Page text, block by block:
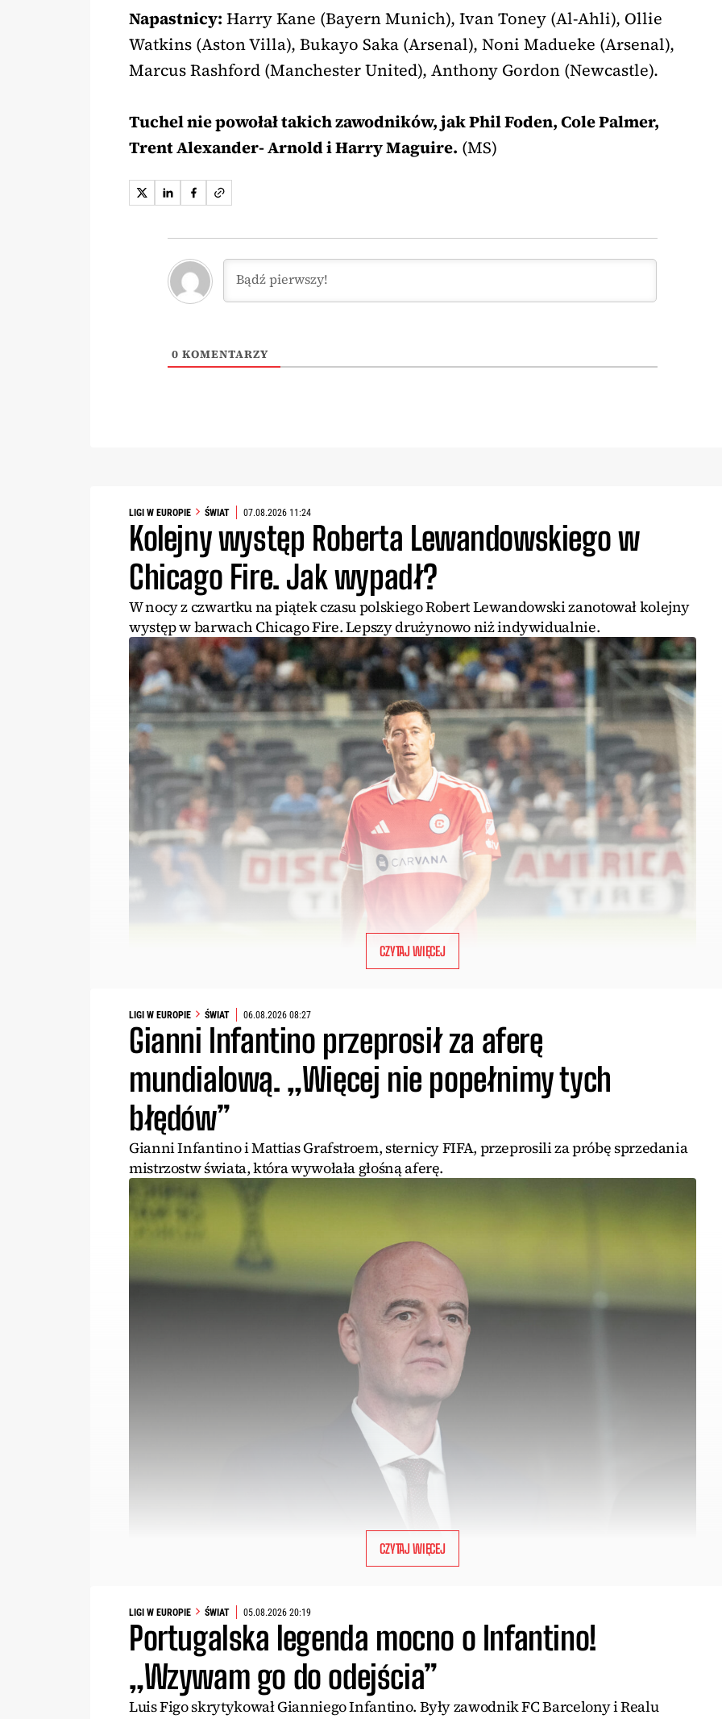
Napastnicy: Harry Kane (Bayern Munich), Ivan Toney (Al-Ahli), Ollie
Watkins (Aston Villa), Bukayo Saka (Arsenal), Noni Madueke (Arsenal),
Marcus Rashford (Manchester United), Anthony Gordon (Newcastle).
Tuchel nie powołał takich zawodników, jak Phil Foden, Cole Palmer,
Trent Alexander- Arnold i Harry Maguire. (MS)
0 KOMENTARZY
LIGI W EUROPIE ŚWIAT 07.08.2026 11:24
Kolejny występ Roberta Lewandowskiego w
Chicago Fire. Jak wypadł?
W nocy z czwartku na piątek czasu polskiego Robert Lewandowski zanotował kolejny
występ w barwach Chicago Fire. Lepszy drużynowo niż indywidualnie.
CZYTAJ WIĘCEJ
LIGI W EUROPIE ŚWIAT 06.08.2026 08:27
Gianni Infantino przeprosił za aferę
mundialową. „Więcej nie popełnimy tych
błędów”
Gianni Infantino i Mattias Grafstroem, sternicy FIFA, przeprosili za próbę sprzedania
mistrzostw świata, która wywołała głośną aferę.
CZYTAJ WIĘCEJ
LIGI W EUROPIE ŚWIAT 05.08.2026 20:19
Portugalska legenda mocno o Infantino!
„Wzywam go do odejścia”
Luis Figo skrytykował Gianniego Infantino. Były zawodnik FC Barcelony i Realu